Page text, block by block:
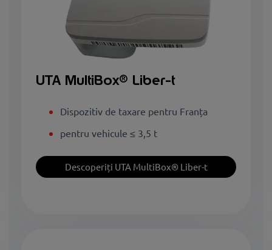
UTA MultiBox® Liber-t
Dispozitiv de taxare pentru Franța
pentru vehicule ≤ 3,5 t
Descoperiți UTA MultiBox® Liber-t